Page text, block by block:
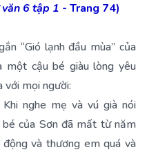
6 tập 1 - Trang 74)
“Gió lạnh đầu mùa” của
một cậu bé giàu lòng yêu
với mọi người:
nghe mẹ và vú già nói
của Sơn đã mất từ năm
và thương em quá và